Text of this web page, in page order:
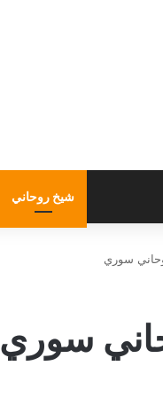
شيخ روحاني
سوري
سوري